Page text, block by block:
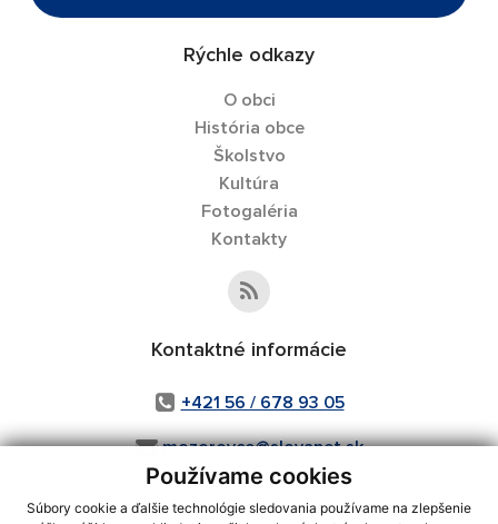
Používame cookies
Súbory cookie a ďalšie technológie sledovania používame na zlepšenie
Rýchle odkazy
O obci
História obce
Školstvo
Kultúra
Fotogaléria
Kontakty
Kontaktné informácie
+421 56 / 678 93 05
mozorovce@slovanet.sk